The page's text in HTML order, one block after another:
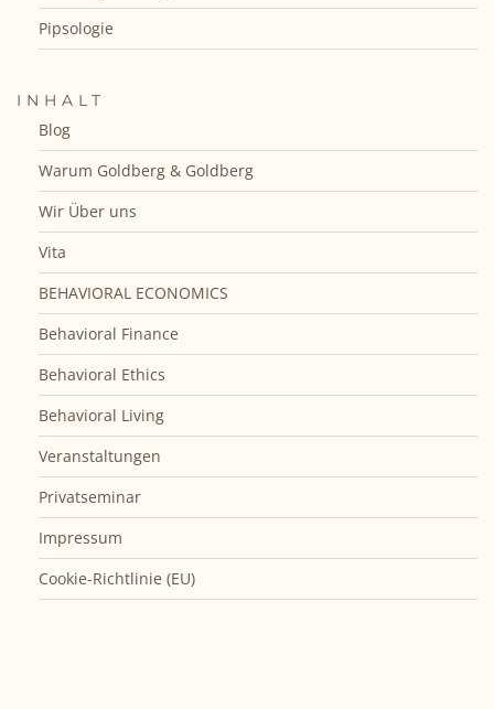
Pipsologie
INHALT
Blog
Warum Goldberg & Goldberg
Wir Über uns
Vita
BEHAVIORAL ECONOMICS
Behavioral Finance
Behavioral Ethics
Behavioral Living
Veranstaltungen
Privatseminar
Impressum
Cookie-Richtlinie (EU)